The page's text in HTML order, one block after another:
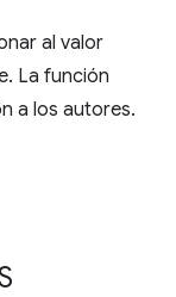
al valor
La función
a los autores.